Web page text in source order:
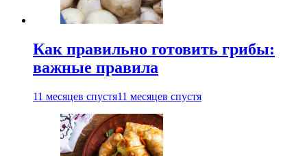
Как правильно готовить грибы:
важные правила
11 месяцев спустя11 месяцев спустя